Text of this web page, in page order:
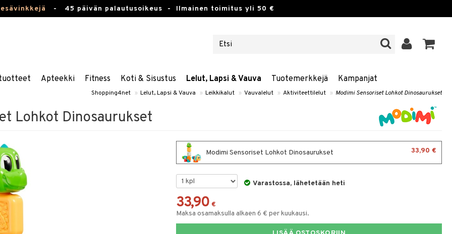
- 45 päivän palautusoikeus - Ilmainen toimitus yli 50 €
Apteekki Fitness Koti & Sisustus Lelut, Lapsi & Vauva Tuotemerkkejä Kampanjat
Shopping4net » Lelut, Lapsi & Vauva » Leikkikalut » Vauvalelut » Aktiviteettilelut » Modimi Sensoriset Lohkot Dinosaurukset
Lohkot Dinosaurukset
Modimi Sensoriset Lohkot Dinosaurukset 33,90 €
Varastossa, lähetetään heti
33,90 €
Maksa osamaksulla alkaen 6 € per kuukausi.